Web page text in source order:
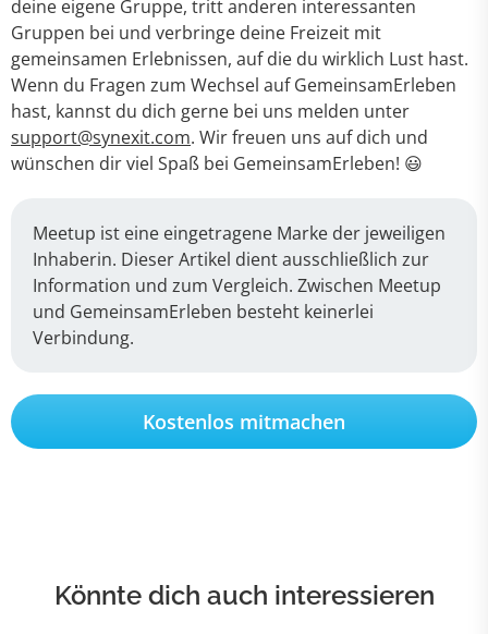
deine eigene Gruppe, tritt anderen interessanten
Gruppen bei und verbringe deine Freizeit mit
gemeinsamen Erlebnissen, auf die du wirklich Lust hast.
Wenn du Fragen zum Wechsel auf GemeinsamErleben
hast, kannst du dich gerne bei uns melden unter
support@synexit.com. Wir freuen uns auf dich und
wünschen dir viel Spaß bei GemeinsamErleben! 😃
Meetup ist eine eingetragene Marke der jeweiligen
Inhaberin. Dieser Artikel dient ausschließlich zur
Information und zum Vergleich. Zwischen Meetup
und GemeinsamErleben besteht keinerlei
Verbindung.
Kostenlos mitmachen
Könnte dich auch interessieren